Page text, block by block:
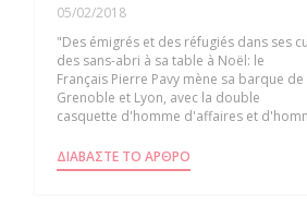
05/02/2018
"Des émigrés et des réfugiés dans ses
des sans-abri à sa table à Noël: le
Français Pierre Pavy mène sa barque
Grenoble et Lyon, avec la double
casquette d'homme d'affaires et
ΔΙΑΒΆΣΤΕ ΤΟ ΆΡΘΡΟ